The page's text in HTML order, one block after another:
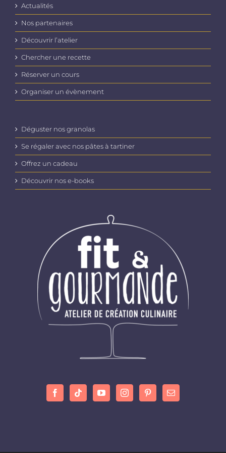
Actualités
Nos partenaires
Découvrir l’atelier
Chercher une recette
Réserver un cours
Organiser un évènement
Déguster nos granolas
Se régaler avec nos pâtes à tartiner
Offrez un cadeau
Découvrir nos e-books